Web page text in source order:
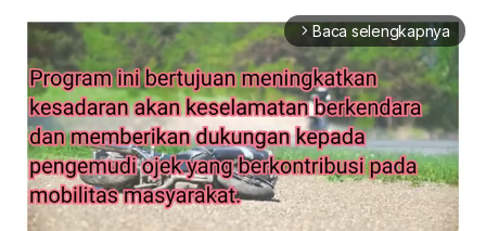
arrow_forward_ios Baca selengkapnya